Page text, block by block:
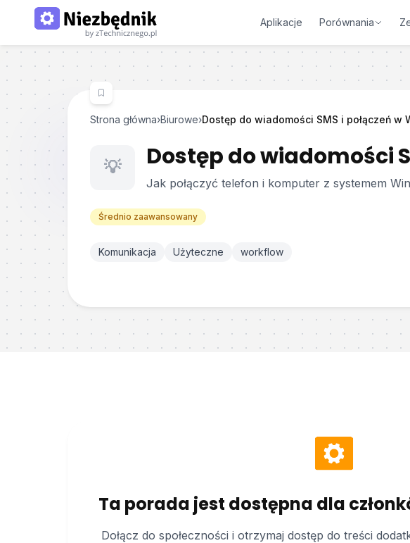
Aplikacje Porównania
Strona główna›Biurowe›Dostęp do wiadomości SMS i połączeń w
💡 Dostęp do wiadomości
Jak połączyć telefon i komputer z systemem
Średnio zaawansowany
Komunikacja Użyteczne workflow
Ta porada jest dostępna dla
Dołącz do społeczności i otrzymaj dostęp do treści